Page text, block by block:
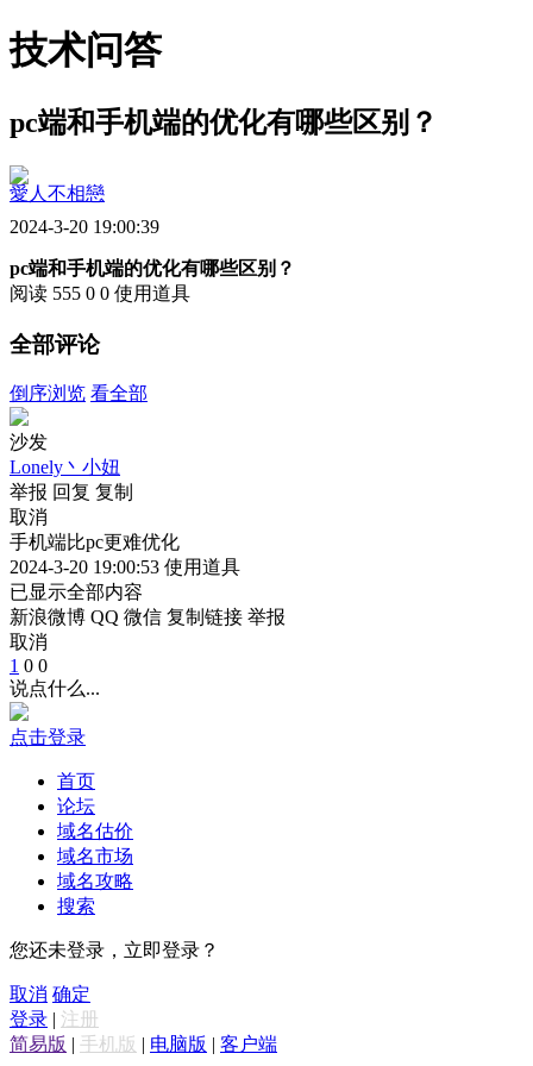
技术问答
pc端和手机端的优化有哪些区别？
愛人不相戀
2024-3-20 19:00:39
pc端和手机端的优化有哪些区别？
阅读 555 0 0 使用道具
全部评论
倒序浏览 看全部
沙发
Lonely丶小妞
举报 回复 复制
取消
手机端比pc更难优化
2024-3-20 19:00:53 使用道具
已显示全部内容
新浪微博 QQ 微信 复制链接 举报
取消
1 0 0
说点什么...
点击登录
首页
论坛
域名估价
域名市场
域名攻略
搜索
您还未登录，立即登录？
取消 确定
登录 | 注册
简易版 | 手机版 | 电脑版 | 客户端